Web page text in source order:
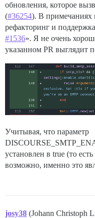
обновления, которое
(#36254). В примечаниях
рефакторинг и
#1536». Я не очень
указанном PR выглядит
Учитывая, что параметр
установлен в true (то
возможно, именно это
josy38 (Johann Christoph